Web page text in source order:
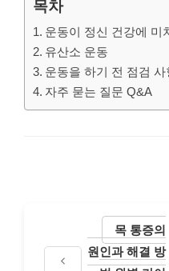
목차
운동이 정신 건강에 미
유산소 운동
운동을 하기 전 점검 사
자주 묻는 질문 Q&A
목 통증의
원인과 해결 방